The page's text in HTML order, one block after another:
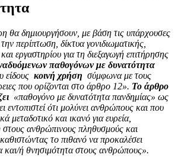
θα δημιουργήσουν, με βάση τις υπάρχουσες
περίπτωση, δίκτυα γονιδιωματικής,
εργαστηρίου για τη διεξαγωγή επιτήρησης
παθογόνων με δυνατότητα
είδους κοινή χρήση σύμφωνα με τους
που ορίζονται στο άρθρο 12». Το άρθρο
«παθογόνο με δυνατότητα πανδημίας» ως
εντοπιστεί ότι μολύνει ανθρώπους και που
μεταδοτικό και ικανό για ευρεία,
στους ανθρώπινους πληθυσμούς και
το πιθανό να προκαλέσει
και/ή θνησιμότητα στους ανθρώπους».